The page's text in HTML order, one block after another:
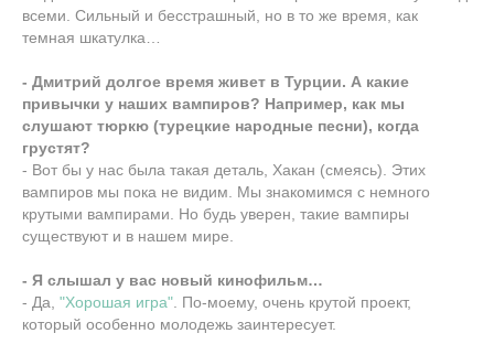
всеми. Сильный и бесстрашный, но в то же время, как
темная шкатулка…
- Дмитрий долгое время живет в Турции. А какие
привычки у наших вампиров? Например, как мы
слушают тюркю (турецкие народные песни), когда
грустят?
- Вот бы у нас была такая деталь, Хакан (смеясь). Этих
вампиров мы пока не видим. Мы знакомимся с немного
крутыми вампирами. Но будь уверен, такие вампиры
существуют и в нашем мире.
- Я слышал у вас новый кинофильм…
- Да, "Хорошая игра" . По-моему, очень крутой проект,
который особенно молодежь заинтересует.